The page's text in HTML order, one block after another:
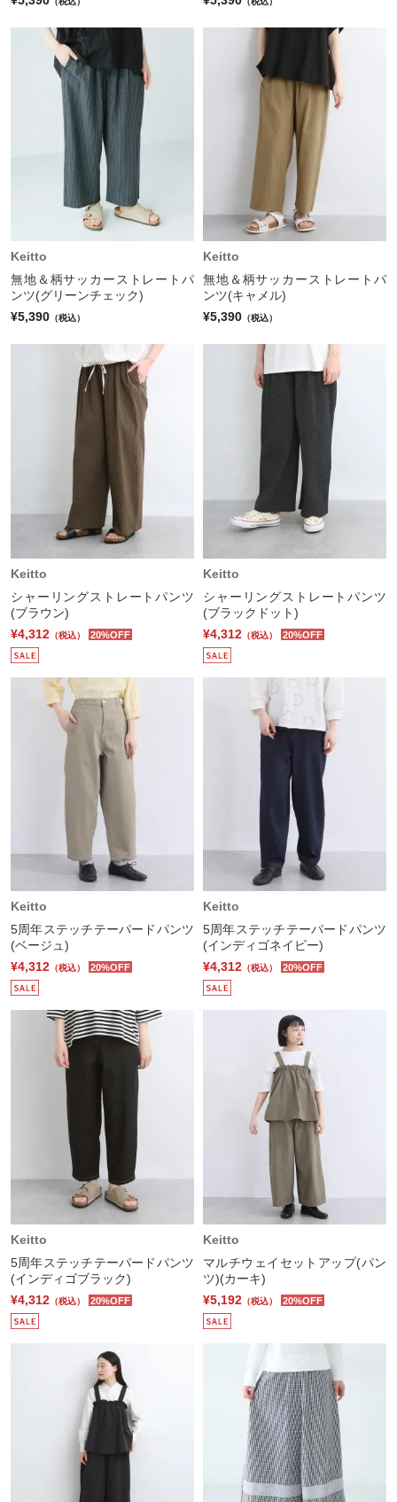
Keitto
無地＆柄サッカーストレートパ
ンツ(グリーンチェック)
¥5,390 （税込）
Keitto
無地＆柄サッカーストレートパ
ンツ(キャメル)
¥5,390 （税込）
Keitto
シャーリングストレートパンツ
(ブラウン)
¥4,312 （税込） 20%OFF
Keitto
シャーリングストレートパンツ
(ブラックドット)
¥4,312 （税込） 20%OFF
Keitto
5周年ステッチテーパードパンツ
(ベージュ)
¥4,312 （税込） 20%OFF
Keitto
5周年ステッチテーパードパンツ
(インディゴネイビー)
¥4,312 （税込） 20%OFF
Keitto
5周年ステッチテーパードパンツ
(インディゴブラック)
¥4,312 （税込） 20%OFF
Keitto
マルチウェイセットアップ(パン
ツ)(カーキ)
¥5,192 （税込） 20%OFF